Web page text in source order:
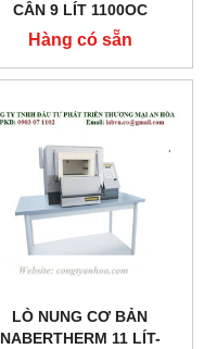
CÂN 9 LÍT 1100OC
MODEL:L9/11/SW
Hàng có sẵn
LÒ NUNG CƠ BẢN
NABERTHERM 11 LÍT-